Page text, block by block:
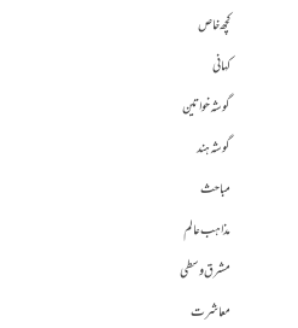
کچھ خاص
کہانی
گوشہ خواتین
گوشہ ہند
مباحث
مذاہب عالم
مشرق وسطی
معاشرت